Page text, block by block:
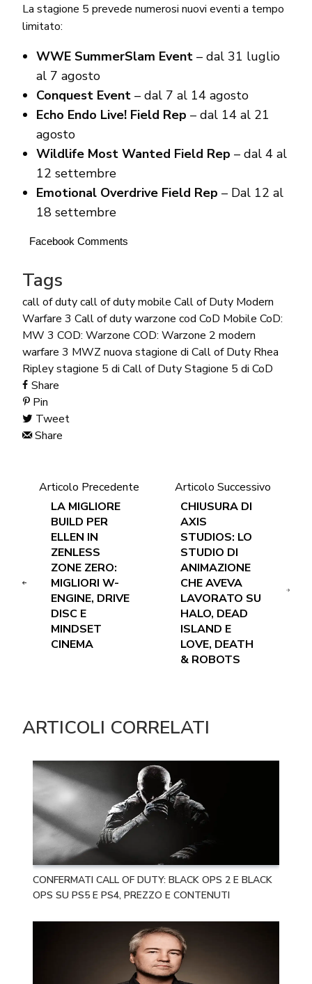
La stagione 5 prevede numerosi nuovi eventi a tempo
limitato:
WWE SummerSlam Event– dal 31 luglio
al 7 agosto
Conquest Event– dal 7 al 14 agosto
Echo Endo Live! Field Rep – dal 14 al 21
agosto
Wildlife Most Wanted Field Rep – dal 4 al
12 settembre
Emotional Overdrive Field Rep – Dal 12 al
18 settembre
Facebook Comments
Tags
call of dutycall of duty mobile Call of Duty Modern
Warfare 3 Call of duty warzone cod CoD Mobile CoD:
MW 3 COD: Warzone COD: Warzone 2 modern
warfare 3 MWZ nuova stagione di Call of Duty Rhea
Ripleystagione 5 di Call of DutyStagione 5 di CoD
Share
Pin
Tweet
Share
Articolo Precedente
LA MIGLIORE
BUILD PER
ELLEN IN
ZENLESS
ZONE ZERO:
MIGLIORI W-
ENGINE, DRIVE
DISC E
MINDSET
CINEMA
Articolo Successivo
CHIUSURA DI
AXIS
STUDIOS: LO
STUDIO DI
ANIMAZIONE
CHE AVEVA
LAVORATO SU
HALO, DEAD
ISLAND E
LOVE, DEATH
& ROBOTS
ARTICOLI CORRELATI
CONFERMATI CALL OF DUTY: BLACK OPS 2 E BLACK
OPS SU PS5 E PS4, PREZZO E CONTENUTI